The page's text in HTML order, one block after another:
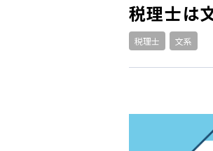
税理士は
税理士 文系